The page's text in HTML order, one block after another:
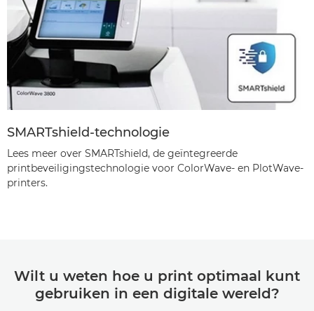
SMARTshield-technologie
Lees meer over SMARTshield, de geïntegreerde
printbeveiligingstechnologie voor ColorWave- en PlotWave-
printers.
Wilt u weten hoe u print optimaal kunt
gebruiken in een digitale wereld?